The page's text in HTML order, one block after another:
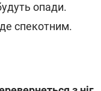
опади.
спекотним.